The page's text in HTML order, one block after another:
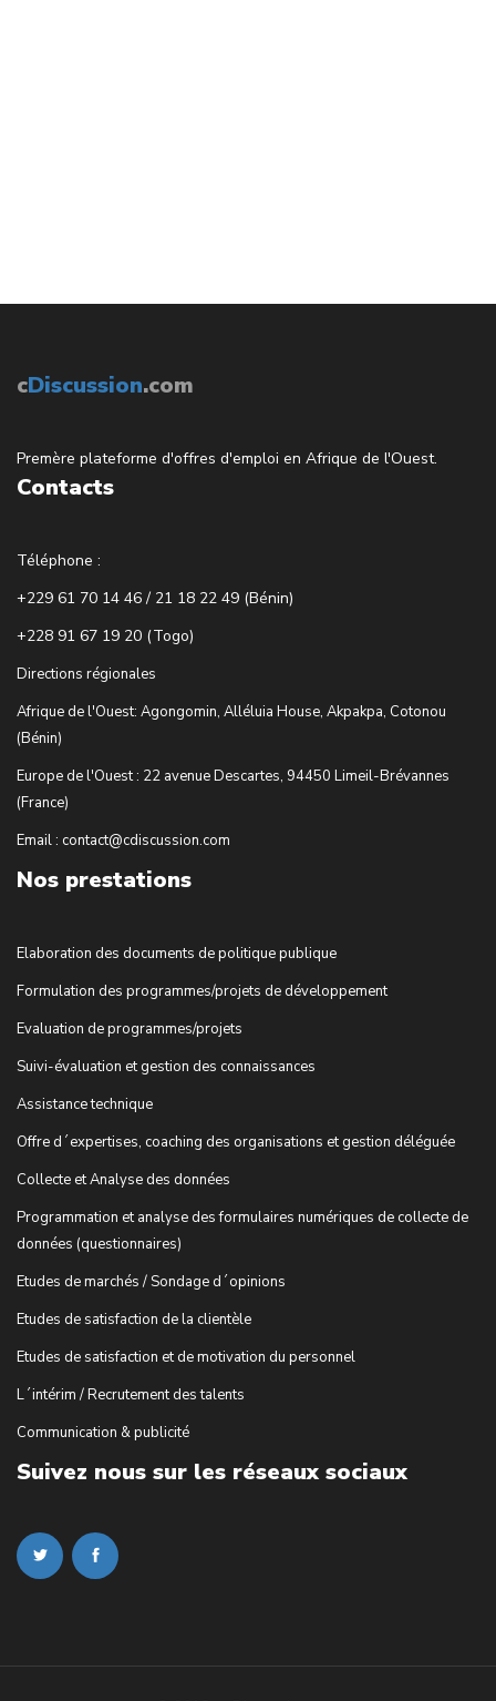
cDiscussion.com
Premère plateforme d'offres d'emploi en Afrique de l'Ouest.
Contacts
Téléphone :
+229 61 70 14 46 / 21 18 22 49 (Bénin)
+228 91 67 19 20 (Togo)
Directions régionales
Afrique de l'Ouest: Agongomin, Alléluia House, Akpakpa, Cotonou
(Bénin)
Europe de l'Ouest : 22 avenue Descartes, 94450 Limeil-Brévannes
(France)
Email : contact@cdiscussion.com
Nos prestations
Elaboration des documents de politique publique
Formulation des programmes/projets de développement
Evaluation de programmes/projets
Suivi-évaluation et gestion des connaissances
Assistance technique
Offre d´expertises, coaching des organisations et gestion déléguée
Collecte et Analyse des données
Programmation et analyse des formulaires numériques de collecte de
données (questionnaires)
Etudes de marchés / Sondage d´opinions
Etudes de satisfaction de la clientèle
Etudes de satisfaction et de motivation du personnel
L´intérim / Recrutement des talents
Communication & publicité
Suivez nous sur les réseaux sociaux